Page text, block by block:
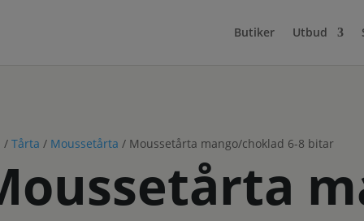
Butiker Utbud
/ Tårta / Moussetårta / Moussetårta mango/choklad 6-8 bitar